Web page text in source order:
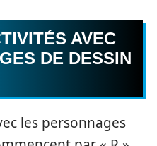
AVEC
DE DESSIN
les personnages